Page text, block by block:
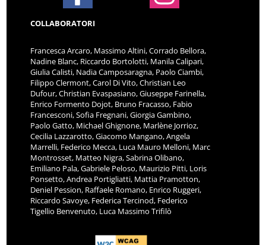
COLLABORATORI
Francesca Arcaro, Massimo Altini, Corrado Bellora,
Nadine Blanc, Riccardo Bortolotti, Manila Calipari,
Giulia Calisti, Nadia Camposaragna, Paolo Ciambi,
Filippo Clermont, Carol Di Vito, Christian Leo
Dufour, Christian Evaspasiano, Giuseppe Farinella,
Enrico Formento Dojot, Bruno Fracasso, Fabio
Francesconi, Sofia Fregnani, Giorgia Gambino,
Paolo Gatto, Michael Ghignone, Marlène Jorrioz,
Cecilia Lazzarotto, Giacomo Mangano, Angela
Marrelli, Federico Mecca, Luca Mauro Melloni, Marc
Montrosset, Matteo Nigra, Sabrina Olibano,
Emiliano Pala, Gabriele Peloso, Maurizio Pitti, Loris
Ponsetto, Andrea Portigliatti, Mattia Pramotton,
Deniel Pession, Raffaele Romano, Enrico Ruggeri,
Riccardo Savoye, Federica Tercinod, Federico
Tigellio Benvenuto, Luca Massimo Trifilò